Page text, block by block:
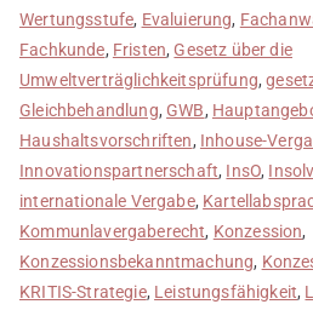
Wertungsstufe, Evaluierung,
Fachkunde, Fristen, Gesetz über die
Umweltverträglichkeitsprüfung,
Gleichbehandlung, GWB,
Haushaltsvorschriften, Inhouse-
Innovationspartnerschaft, InsO,
internationale Vergabe,
Kommunlavergaberecht, Konzession,
Konzessionsbekanntmachung,
KRITIS-Strategie, Leistungsfähigkeit,